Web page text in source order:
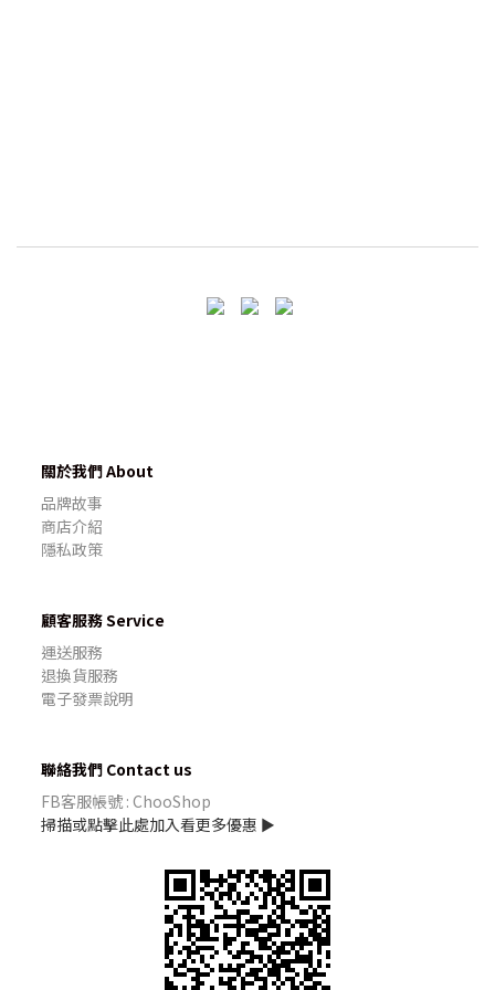
關於我們 About
品牌故事
商店介紹
隱私政策
顧客服務 Service
運送服務
退換貨服務
電子發票說明
聯絡我們 Contact us
FB客服帳號 : ChooShop
掃描或點擊此處加入看更多優惠 ►